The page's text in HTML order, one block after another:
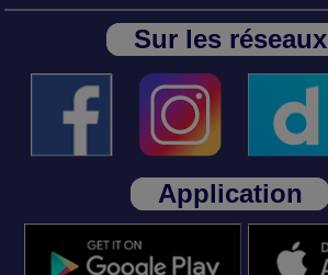
Sur les réseaux
Application